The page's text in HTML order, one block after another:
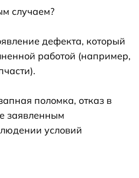
случаем?
дефекта, который
работой (например,
поломка, отказ в
заявленным
условий